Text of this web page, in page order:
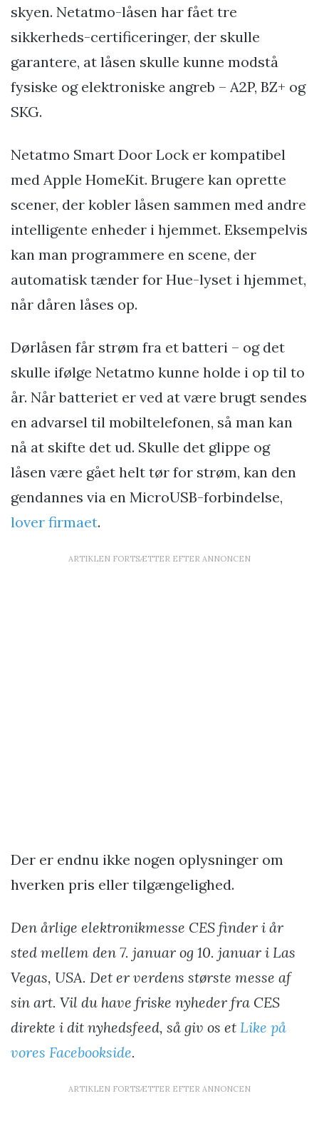
skyen. Netatmo-låsen har fået tre
sikkerheds-certificeringer, der skulle
garantere, at låsen skulle kunne modstå
fysiske og elektroniske angreb – A2P, BZ+ og
SKG.
Netatmo Smart Door Lock er kompatibel
med Apple HomeKit. Brugere kan oprette
scener, der kobler låsen sammen med andre
intelligente enheder i hjemmet. Eksempelvis
kan man programmere en scene, der
automatisk tænder for Hue-lyset i hjemmet,
når dåren låses op.
Dørlåsen får strøm fra et batteri – og det
skulle ifølge Netatmo kunne holde i op til to
år. Når batteriet er ved at være brugt sendes
en advarsel til mobiltelefonen, så man kan
nå at skifte det ud. Skulle det glippe og
låsen være gået helt tør for strøm, kan den
gendannes via en MicroUSB-forbindelse,
lover firmaet.
ARTIKLEN FORTSÆTTER EFTER ANNONCEN
Der er endnu ikke nogen oplysninger om
hverken pris eller tilgængelighed.
Den årlige elektronikmesse CES finder i år
sted mellem den 7. januar og 10. januar i Las
Vegas, USA. Det er verdens største messe af
sin art. Vil du have friske nyheder fra CES
direkte i dit nyhedsfeed, så giv os et Like på
vores Facebookside.
ARTIKLEN FORTSÆTTER EFTER ANNONCEN